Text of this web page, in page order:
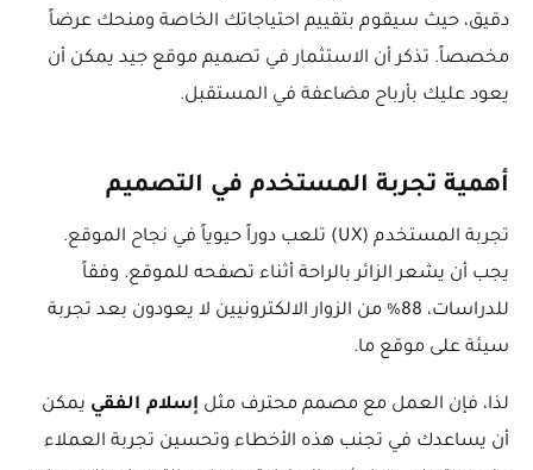
دقيق، حيث سيقوم بتقييم احتياجاتك الخاصة ومنحك عرضاً
مخصصاً. تذكر أن الاستثمار في تصميم موقع جيد يمكن أن
يعود عليك بأرباح مضاعفة في المستقبل.
أهمية تجربة المستخدم في التصميم
تجربة المستخدم (UX) تلعب دوراً حيوياً في نجاح الموقع.
يجب أن يشعر الزائر بالراحة أثناء تصفحه للموقع. وفقاً
للدراسات، 88% من الزوار الالكترونيين لا يعودون بعد تجربة
سيئة على موقع ما.
لذا، فإن العمل مع مصمم محترف مثل إسلام الفقي يمكن
أن يساعدك في تجنب هذه الأخطاء وتحسين تجربة العملاء